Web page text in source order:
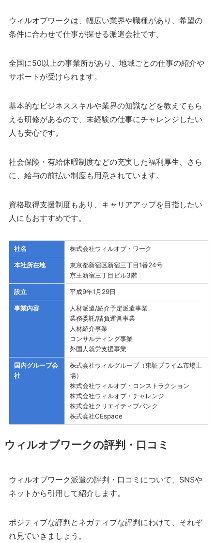
ウィルオブワークは、幅広い業界や職種があり、希望の
条件に合わせて仕事が探せる派遣会社です。
全国に50以上の事業所があり、地域ごとの仕事の紹介や
サポートが受けられます。
基本的なビジネススキルや業界の知識などを教えてもら
える研修があるので、未経験の仕事にチャレンジしたい
人も安心です。
社会保険・有給休暇制度などの充実した福利厚生、さら
に、給与の前払い制度も用意されています。
資格取得支援制度もあり、キャリアアップを目指したい
人にもおすすめです。
社名 株式会社ウィルオブ・ワーク
本社所在地
東京都新宿区新宿三丁目1番24号
京王新宿三丁目ビル3階
設立 平成9年1月29日
事業内容
人材派遣/紹介予定派遣事業
業務委託/請負運営事業
人材紹介事業
コンサルティング事業
外国人就労支援事業
国内グループ会
社
株式会社ウィルグループ（東証プライム市場上
場）
株式会社ウィルオブ・コンストラクション
株式会社ウィルオブ・チャレンジ
株式会社クリエイティブバンク
株式会社CEspace
ウィルオブワークの評判・口コミ
ウィルオブワーク派遣の評判・口コミについて、SNSや
ネットから引用して紹介します。
ポジティブな評判とネガティブな評判にわけて、それぞ
れ見ていきましょう。